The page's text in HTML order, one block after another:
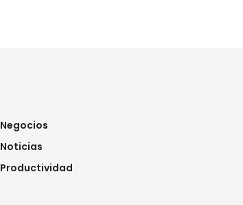
Negocios
Noticias
Productividad